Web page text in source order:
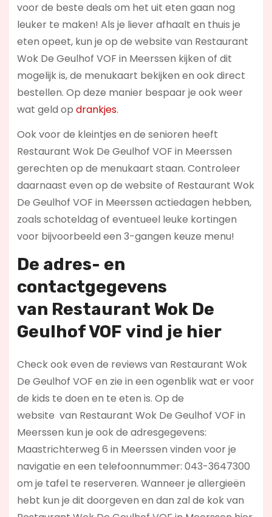
voor de beste deals om het uit eten gaan nog
leuker te maken! Als je liever afhaalt en thuis je
eten opeet, kun je op de website van Restaurant
Wok De Geulhof VOF in Meerssen kijken of dit
mogelijk is, de menukaart bekijken en ook direct
bestellen. Op deze manier bespaar je ook weer
wat geld op drankjes.
Ook voor de kleintjes en de senioren heeft
Restaurant Wok De Geulhof VOF in Meerssen
gerechten op de menukaart staan. Controleer
daarnaast even op de website of Restaurant Wok
De Geulhof VOF in Meerssen actiedagen hebben,
zoals schoteldag of eventueel leuke kortingen
voor bijvoorbeeld een 3-gangen keuze menu!
De adres- en
contactgegevens
van Restaurant Wok De
Geulhof VOF vind je hier
Check ook even de reviews van Restaurant Wok
De Geulhof VOF en zie in een ogenblik wat er voor
de kids te doen en te eten is. Op de
website van Restaurant Wok De Geulhof VOF in
Meerssen kun je ook de adresgegevens:
Maastrichterweg 6 in Meerssen vinden voor je
navigatie en een telefoonnummer: 043-3647300
om je tafel te reserveren. Wanneer je allergieën
hebt kun je dit doorgeven en dan zal de kok van